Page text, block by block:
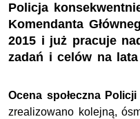
Policja
Komendanta
2015 i już pracuje
zadań i celów na lata
Ocena społeczna Policji
zrealizowano kolejną,